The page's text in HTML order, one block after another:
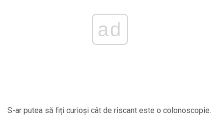
ad
S-ar putea să fiți curioși cât de riscant este o colonoscopie.